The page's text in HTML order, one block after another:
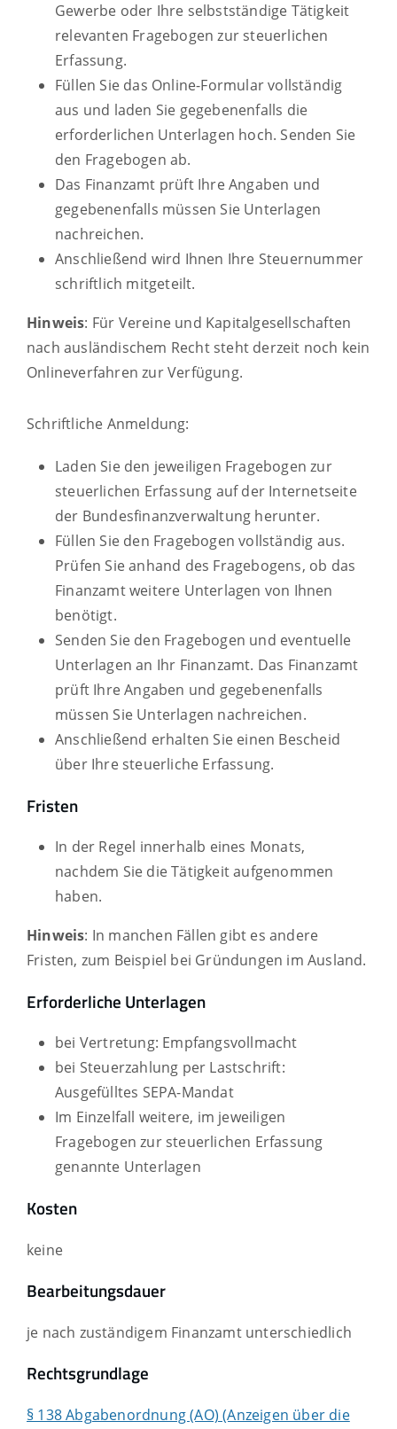
Gewerbe oder Ihre selbstständige Tätigkeit
relevanten Fragebogen zur steuerlichen
Erfassung.
Füllen Sie das Online-Formular vollständig
aus und laden Sie gegebenenfalls die
erforderlichen Unterlagen hoch. Senden Sie
den Fragebogen ab.
Das Finanzamt prüft Ihre Angaben und
gegebenenfalls müssen Sie Unterlagen
nachreichen.
Anschließend wird Ihnen Ihre Steuernummer
schriftlich mitgeteilt.
Hinweis: Für Vereine und Kapitalgesellschaften
nach ausländischem Recht steht derzeit noch kein
Onlineverfahren zur Verfügung.
Schriftliche Anmeldung:
Laden Sie den jeweiligen Fragebogen zur
steuerlichen Erfassung auf der Internetseite
der Bundesfinanzverwaltung herunter.
Füllen Sie den Fragebogen vollständig aus.
Prüfen Sie anhand des Fragebogens, ob das
Finanzamt weitere Unterlagen von Ihnen
benötigt.
Senden Sie den Fragebogen und eventuelle
Unterlagen an Ihr Finanzamt. Das Finanzamt
prüft Ihre Angaben und gegebenenfalls
müssen Sie Unterlagen nachreichen.
Anschließend erhalten Sie einen Bescheid
über Ihre steuerliche Erfassung.
Fristen
In der Regel innerhalb eines Monats,
nachdem Sie die Tätigkeit aufgenommen
haben.
Hinweis: In manchen Fällen gibt es andere
Fristen, zum Beispiel bei Gründungen im Ausland.
Erforderliche Unterlagen
bei Vertretung: Empfangsvollmacht
bei Steuerzahlung per Lastschrift:
Ausgefülltes SEPA-Mandat
Im Einzelfall weitere, im jeweiligen
Fragebogen zur steuerlichen Erfassung
genannte Unterlagen
Kosten
keine
Bearbeitungsdauer
je nach zuständigem Finanzamt unterschiedlich
Rechtsgrundlage
§ 138 Abgabenordnung (AO) (Anzeigen über die